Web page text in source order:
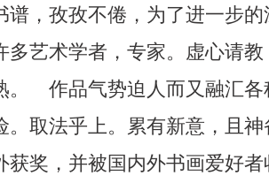
谱，孜孜不倦，为了进一步
多艺术学者，专家。虚心请
。 作品气势迫人而又融汇各
。取法乎上。累有新意，且
获奖，并被国内外书画爱好